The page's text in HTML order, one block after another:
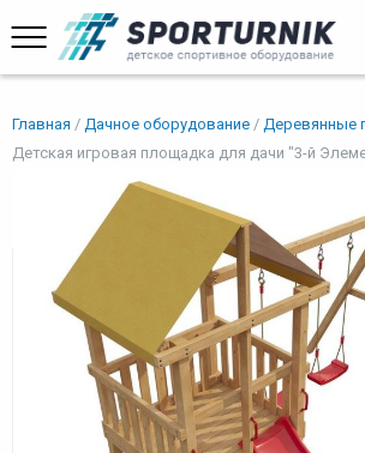
Главная Дачное оборудование
Деревянные
Детская игровая площадка для дачи "3-й
Детская игровая
дачи "3-й Элемент"